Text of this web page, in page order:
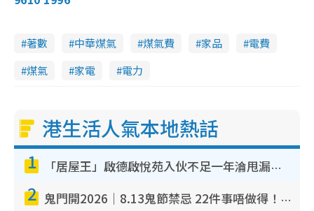
著數 中華煤氣 煤氣費 家品
電費
煤氣
家電 電力
港生活人氣本地熱話
1 「居屋王」啟德啟悅苑入伙不足一年淪甩漏之王！插頭噴火花致大停電 多戶業主全屋家電報銷
2 鬼門開2026｜8.13鬼節禁忌 22件事唔做得！燒肉、刺身要少食？半夜勿吹口哨/打呢個電話